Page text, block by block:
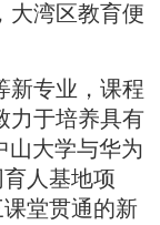
大湾区教育便
专业，课程
力于培养具有
山大学与华为
人基地项
堂贯通的新